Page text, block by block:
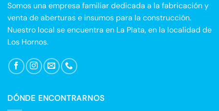
Somos una empresa familiar dedicada a la fabricación y
venta de aberturas e insumos para la construcción.
Nuestro local se encuentra en La Plata, en la localidad de
Los Hornos.
DÓNDE ENCONTRARNOS